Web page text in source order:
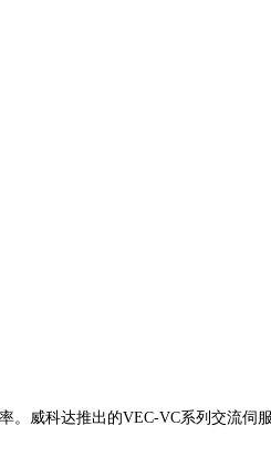
威科达推出的VEC-VC系列交流伺